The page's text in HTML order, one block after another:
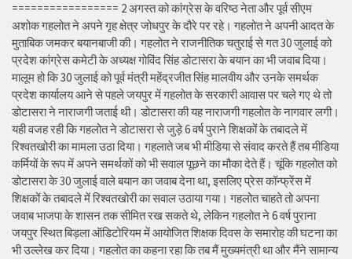
================= 2 अगस्त को कांग्रेस के वरिष्ठ नेता और पूर्व सीएम
अशोक गहलोत ने अपने गृह क्षेत्र जोधपुर के दौरे पर रहे। गहलोत ने अपनी आदत के
मुताबिक जमकर बयानबाजी की। गहलोत ने राजनीतिक चतुराई से गत 30 जुलाई को
प्रदेश कांग्रेस कमेटी के अध्यक्ष गोविंद सिंह डोटासरा के बयान का भी जवाब दिया।
मालूम हो कि 30 जुलाई को पूर्व मंत्री महेंद्रजीत सिंह मालवीय और उनके समर्थक
प्रदेश कार्यालय आने से पहले जयपुर में गहलोत के सरकारी आवास पर चले गए थे तो
डोटासरा ने नाराजगी जताई थी। डोटासरा की यह नाराजगी गहलोत के नागवार लगी।
यही वजह रही कि गहलोत ने डोटासरा से जुड़े 6 वर्ष पुराने शिक्षकों के तबादले में
रिश्वतखोरी का मामला उठा दिया। गहलाते जब भी मीडिया से संवाद करते हैं तब मीडिया
कर्मियों के रूप में अपने समर्थकों को भी सवाल पूछने का मौका देते हैं। चूंकि गहलोत को
डोटासरा के 30 जुलाई वाले बयान का जवाब देना था, इसलिए प्रेस कॉन्फ्रेंस में
शिक्षकों के तबादले में रिश्वतखोरी का सवाल उठाया गया। गहलोत चाहते तो अपना
जवाब भाजपा के शासन तक सीमित रख सकते थे, लेकिन गहलोत ने 6 वर्ष पुराना
जयपुर स्थित बिड़ला ऑडिटोरियम में आयोजित शिक्षक दिवस के समारोह की घटना का
भी उल्लेख कर दिया। गहलोत का कहना रहा कि तब मैं मुख्यमंत्री था और मैंने सामान्य